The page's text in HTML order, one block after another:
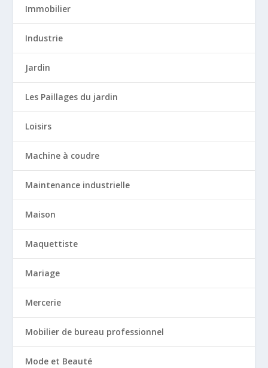
Immobilier
Industrie
Jardin
Les Paillages du jardin
Loisirs
Machine à coudre
Maintenance industrielle
Maison
Maquettiste
Mariage
Mercerie
Mobilier de bureau professionnel
Mode et Beauté